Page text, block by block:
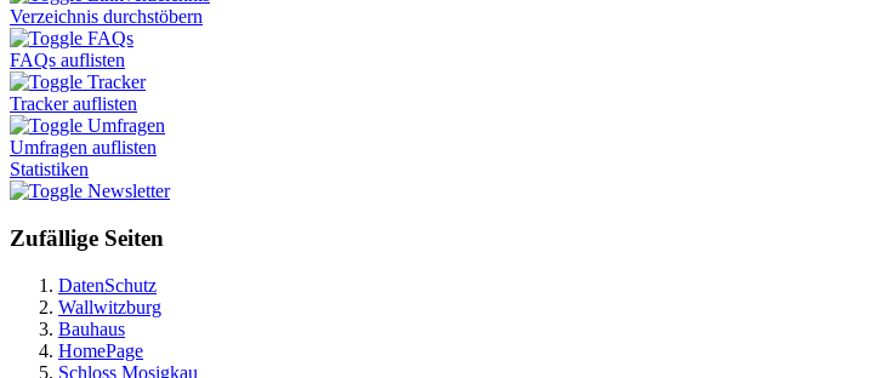
Verzeichnis durchstöbern
FAQs
FAQs auflisten
Tracker
Tracker auflisten
Umfragen
Umfragen auflisten
Statistiken
Newsletter
Zufällige Seiten
DatenSchutz
Wallwitzburg
Bauhaus
HomePage
Schloss Mosigkau